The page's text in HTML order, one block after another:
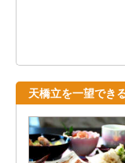
天橋立を一望でき